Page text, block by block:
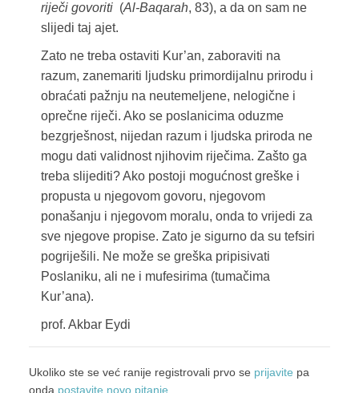
riječi govoriti(Al-Baqarah, 83), a da on sam ne
slijedi taj ajet.
Zato ne treba ostaviti Kur’an, zaboraviti na
razum, zanemariti ljudsku primordijalnu prirodu i
obraćati pažnju na neutemeljene, nelogične i
oprečne riječi. Ako se poslanicima oduzme
bezgrješnost, nijedan razum i ljudska priroda ne
mogu dati validnost njihovim riječima. Zašto ga
treba slijediti? Ako postoji mogućnost greške i
propusta u njegovom govoru, njegovom
ponašanju i njegovom moralu, onda to vrijedi za
sve njegove propise. Zato je sigurno da su tefsiri
pogriješili. Ne može se greška pripisivati
Poslaniku, ali ne i mufesirima (tumačima
Kur’ana).
prof. Akbar Eydi
Ukoliko ste se već ranije registrovali prvo se prijavite pa
onda postavite novo pitanje